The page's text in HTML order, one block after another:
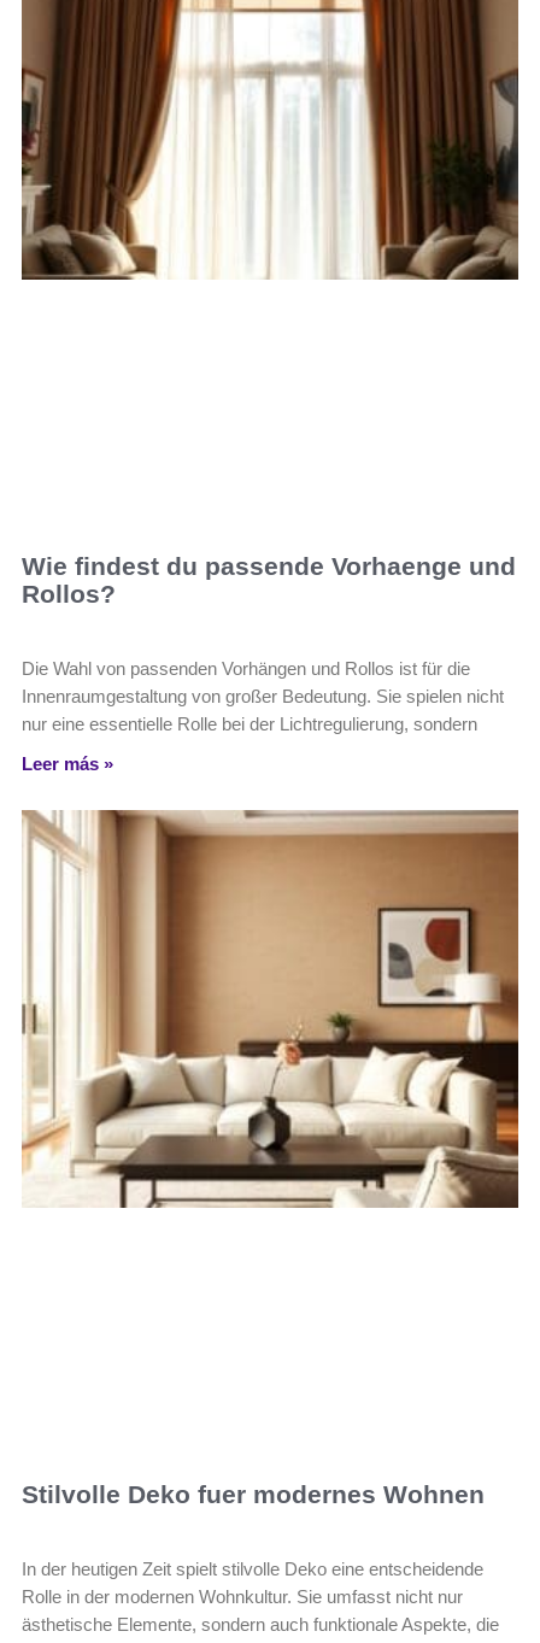
Wie findest du passende Vorhaenge und
Rollos?
Die Wahl von passenden Vorhängen und Rollos ist für die
Innenraumgestaltung von großer Bedeutung. Sie spielen nicht
nur eine essentielle Rolle bei der Lichtregulierung, sondern
Leer más »
Stilvolle Deko fuer modernes Wohnen
In der heutigen Zeit spielt stilvolle Deko eine entscheidende
Rolle in der modernen Wohnkultur. Sie umfasst nicht nur
ästhetische Elemente, sondern auch funktionale Aspekte, die